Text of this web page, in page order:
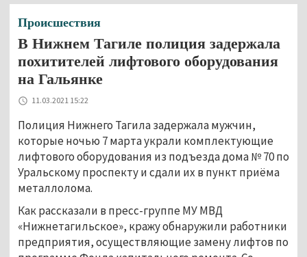
Происшествия
В Нижнем Тагиле полиция задержала
похитителей лифтового оборудования
на Гальянке
11.03.2021 15:22
Полиция Нижнего Тагила задержала мужчин,
которые ночью 7 марта украли комплектующие
лифтового оборудования из подъезда дома № 70 по
Уральскому проспекту и сдали их в пункт приёма
металлолома.
Как рассказали в пресс-группе МУ МВД
«Нижнетагильское», кражу обнаружили работники
предприятия, осуществляющие замену лифтов по